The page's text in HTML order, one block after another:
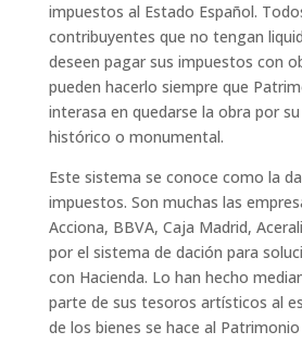
impuestos al Estado Español.
contribuyentes que no tengan
deseen pagar sus impuestos con
pueden hacerlo siempre que
interasa en quedarse la obra por
histórico o monumental.
Este sistema se conoce como la
impuestos. Son muchas las
Acciona, BBVA, Caja Madrid,
por el sistema de dación para
con Hacienda. Lo han hecho
parte de sus tesoros artísticos al
de los bienes se hace al